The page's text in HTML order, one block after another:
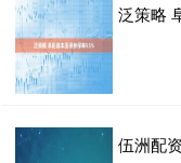
泛策略
伍洲配